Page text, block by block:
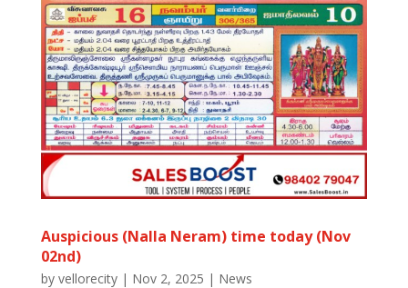
Auspicious (Nalla Neram) time today (Nov
02nd)
by vellorecity| Nov 2, 2025 | News